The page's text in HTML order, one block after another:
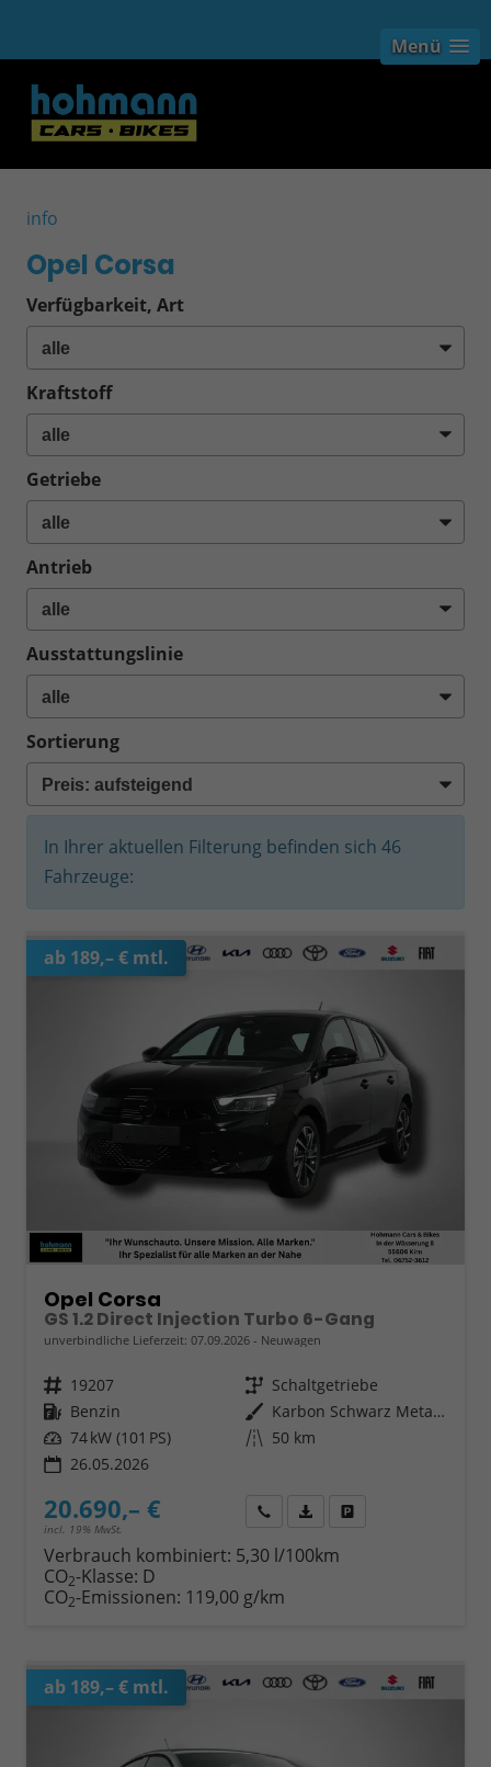
Menü
info
Opel Corsa
Verfügbarkeit, Art
Kraftstoff
Getriebe
Antrieb
Ausstattungslinie
Sortierung
In Ihrer aktuellen Filterung befinden sich 46
Fahrzeuge:
ab 189,– € mtl.
Opel Corsa
GS 1.2 Direct Injection Turbo 6-Gang
unverbindliche Lieferzeit: 07.09.2026 Neuwagen
Fahrzeugnr. 19207 Getriebe Schaltgetriebe
Kraftstoff Benzin Außenfarbe
Karbon Schwarz Metallic
Leistung 74 kW (101 PS) Kilometerstand 50 km
26.05.2026
20.690,– €
incl. 19% MwSt.
Wir rufen Sie anFahrzeugexposé (PDF)
Verbrauch kombiniert: 5,30 l/100km
CO2-Klasse: D
CO2-Emissionen: 119,00 g/km
ab 189,– € mtl.